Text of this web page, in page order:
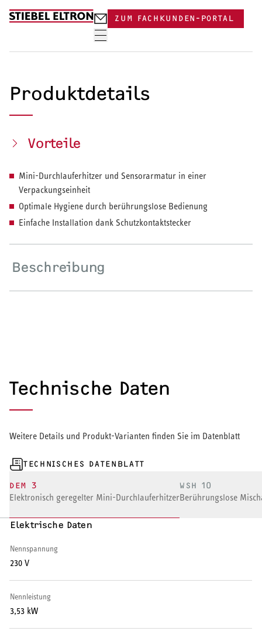
ZUM FACHKUNDEN-PORTAL
HEIZEN UND KÜHLEN
Elektroheizung
WARMWASSER
Durchlauferhitzer
Warmwasser-Wärmepumpe
Wohnungsstationen
Produktdetails
Vorteile
Mini-Durchlauferhitzer und Sensorarmatur in einer
Verpackungseinheit
Optimale Hygiene durch berührungslose Bedienung
Einfache Installation dank Schutzkontaktstecker
Beschreibung
Technische Daten
Weitere Details und Produkt-Varianten finden Sie im Datenblatt
TECHNISCHES DATENBLATT
DEM 3
Elektronisch geregelter Mini-Durchlauferhitzer
WSH 10
Berührungslose
Elektrische Daten
Nennspannung
230 V
Nennleistung
3,53 kW